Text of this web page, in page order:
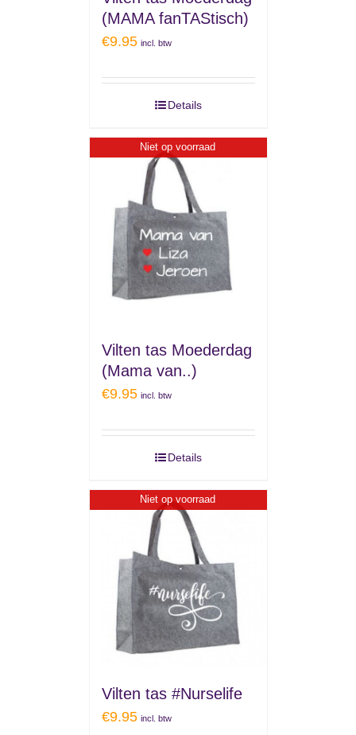
(MAMA fanTAStisch)
€9.95 incl. btw
Details
Niet op voorraad
Vilten tas Moederdag
(Mama van..)
€9.95 incl. btw
Details
Niet op voorraad
Vilten tas #Nurselife
€9.95 incl. btw